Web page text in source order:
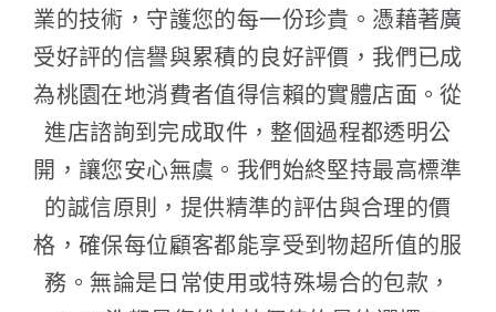
業的技術，守護您的每一份珍貴。憑藉著廣
受好評的信譽與累積的良好評價，我們已成
為桃園在地消費者值得信賴的實體店面。從
進店諮詢到完成取件，整個過程都透明公
開，讓您安心無虞。我們始終堅持最高標準
的誠信原則，提供精準的評估與合理的價
格，確保每位顧客都能享受到物超所值的服
務。無論是日常使用或特殊場合的包款，